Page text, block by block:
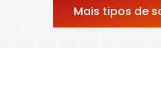
Mais tipos de